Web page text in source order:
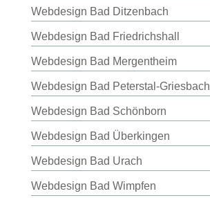
Webdesign Bad Ditzenbach
Webdesign Bad Friedrichshall
Webdesign Bad Mergentheim
Webdesign Bad Peterstal-Griesbach
Webdesign Bad Schönborn
Webdesign Bad Überkingen
Webdesign Bad Urach
Webdesign Bad Wimpfen